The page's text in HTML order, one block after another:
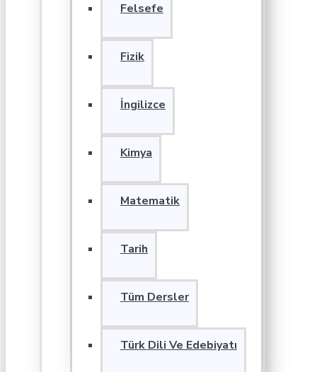
Felsefe
Fizik
İngilizce
Kimya
Matematik
Tarih
Tüm Dersler
Türk Dili Ve Edebiyatı